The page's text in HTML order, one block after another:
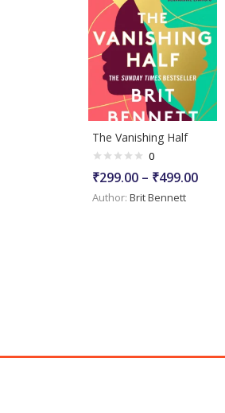
The Vanishing Half
0
₹299.00 – ₹499.00Price
Author: Brit Bennett